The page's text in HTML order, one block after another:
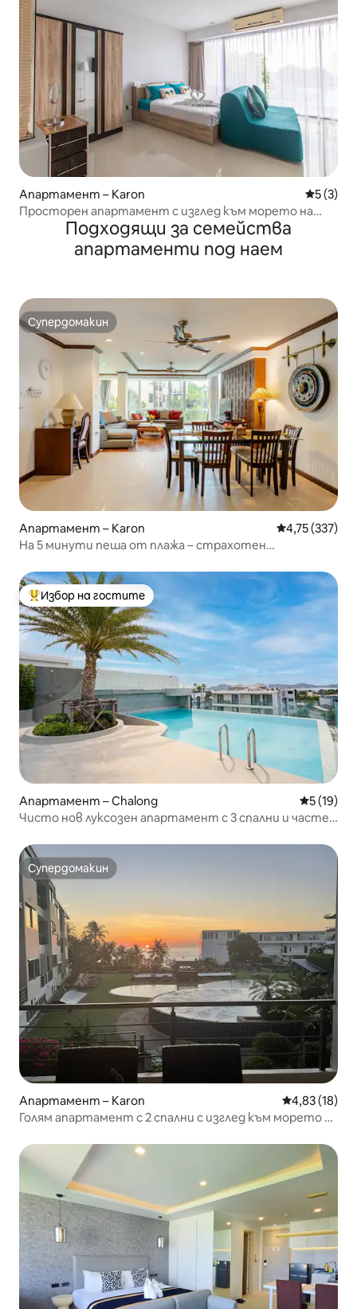
Апартамент – Karon Средна
5 (3)
Просторен апартамент с изглед към морето на
плажа КаронПодходящи за семейства
апартаменти под наем
Супердомакин
Супердомакин
Апартамент – Karon Средна
4,75 (337)
На 5 минути пеша от плажа – страхотен
Най-популярен избор на гостите
Избор на гостите
Апартамент – Chalong Средна
5 (19)
Чисто нов луксозен апартамент с 3 спални и частен
Супердомакин
Супердомакин
Апартамент – Karon Средна
4,83 (18)
Голям апартамент с 2 спални с изглед към морето на